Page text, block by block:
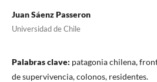
Juan Sáenz Passeron
Universidad de Chile
Palabras clave: patagonia chilena,
de supervivencia, colonos, residentes.